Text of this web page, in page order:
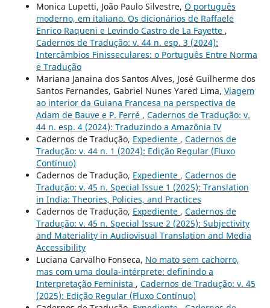
Monica Lupetti, João Paulo Silvestre, O português
moderno, em italiano. Os dicionários de Raffaele
Enrico Raqueni e Levindo Castro de La Fayette ,
Cadernos de Tradução: v. 44 n. esp. 3 (2024):
Intercâmbios Finisseculares: o Português Entre Norma
e Tradução
Mariana Janaina dos Santos Alves, José Guilherme dos
Santos Fernandes, Gabriel Nunes Yared Lima, Viagem
ao interior da Guiana Francesa na perspectiva de
Adam de Bauve e P. Ferré , Cadernos de Tradução: v.
44 n. esp. 4 (2024): Traduzindo a Amazônia IV
Cadernos de Tradução, Expediente , Cadernos de
Tradução: v. 44 n. 1 (2024): Edição Regular (Fluxo
Contínuo)
Cadernos de Tradução, Expediente , Cadernos de
Tradução: v. 45 n. Special Issue 1 (2025): Translation
in India: Theories, Policies, and Practices
Cadernos de Tradução, Expediente , Cadernos de
Tradução: v. 45 n. Special Issue 2 (2025): Subjectivity
and Materiality in Audiovisual Translation and Media
Accessibility
Luciana Carvalho Fonseca, No mato sem cachorro,
mas com uma doula-intérprete: definindo a
Interpretação Feminista , Cadernos de Tradução: v. 45
(2025): Edição Regular (Fluxo Contínuo)